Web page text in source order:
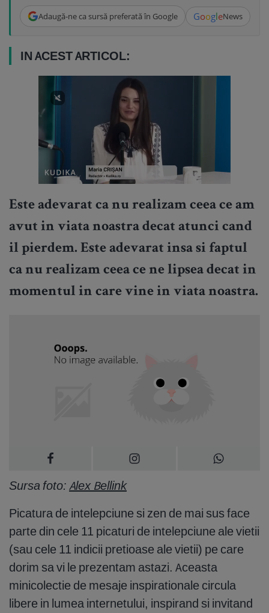
Adaugă-ne ca sursă preferată în Google GoogleNews
IN ACEST ARTICOL:
Este adevarat ca nu realizam ceea ce am
avut in viata noastra decat atunci cand
il pierdem. Este adevarat insa si faptul
ca nu realizam ceea ce ne lipsea decat in
momentul in care vine in viata noastra.
Sursa foto: Alex Bellink
Picatura de intelepciune si zen de mai sus face
parte din cele 11 picaturi de intelepciune ale vietii
(sau cele 11 indicii pretioase ale vietii) pe care
dorim sa vi le prezentam astazi. Aceasta
minicolectie de mesaje inspirationale circula
libere in lumea internetului, inspirand si invitand